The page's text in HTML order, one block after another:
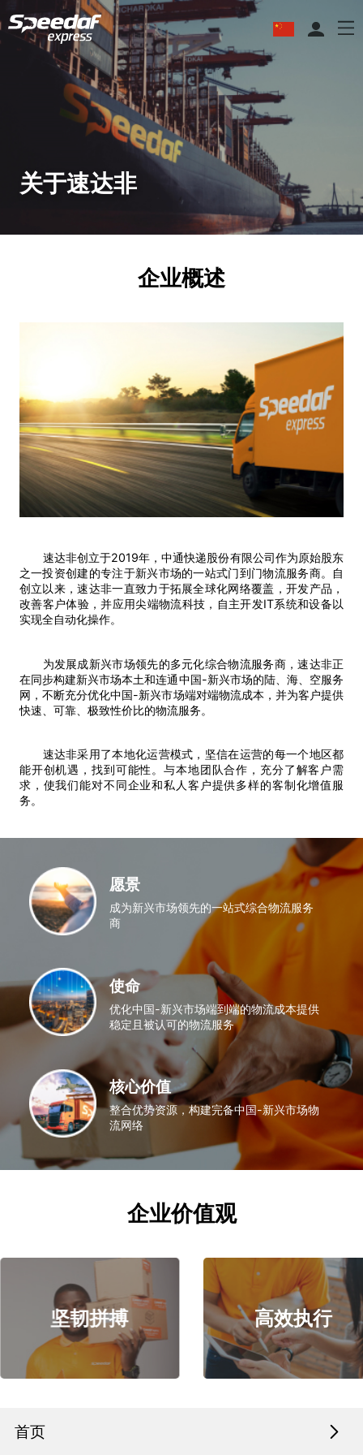
关于速达非
企业概述
速达非创立于2019年，中通快递股份有限公司作为原始股东
之一投资创建的专注于新兴市场的一站式门到门物流服务商。自
创立以来，速达非一直致力于拓展全球化网络覆盖，开发产品，
改善客户体验，并应用尖端物流科技，自主开发IT系统和设备以
实现全自动化操作。
为发展成新兴市场领先的多元化综合物流服务商，速达非正
在同步构建新兴市场本土和连通中国-新兴市场的陆、海、空服务
网，不断充分优化中国-新兴市场端对端物流成本，并为客户提供
快速、可靠、极致性价比的物流服务。
速达非采用了本地化运营模式，坚信在运营的每一个地区都
能开创机遇，找到可能性。与本地团队合作，充分了解客户需
求，使我们能对不同企业和私人客户提供多样的客制化增值服
务。
愿景
成为新兴市场领先的一站式综合物流服务
商
使命
优化中国-新兴市场端到端的物流成本提供
稳定且被认可的物流服务
核心价值
整合优势资源，构建完备中国-新兴市场物
流网络
企业价值观
坚韧拼搏 高效执行
首页